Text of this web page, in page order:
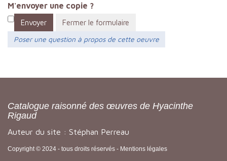
M'envoyer une copie ?
Envoyer
Fermer le formulaire
Poser une question à propos de cette oeuvre
Catalogue raisonné des œuvres de Hyacinthe
Rigaud
Auteur du site : Stéphan Perreau
Copyright © 2024 - tous droits réservés - Mentions légales